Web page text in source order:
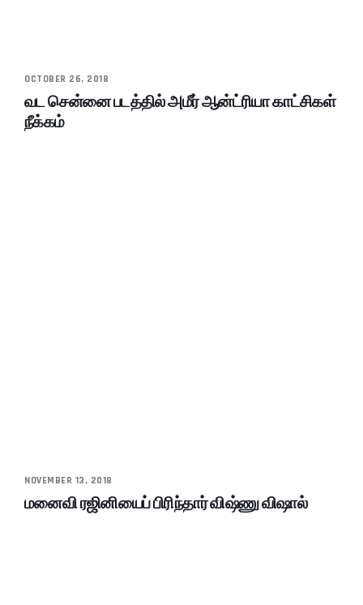
OCTOBER 26, 2018
வட சென்னை படத்தில் அமீர் ஆன்ட்ரியா காட்சிகள்
நீக்கம்
NOVEMBER 13, 2018
மனைவி ரஜினியைப் பிரிந்தார் விஷ்ணு விஷால்